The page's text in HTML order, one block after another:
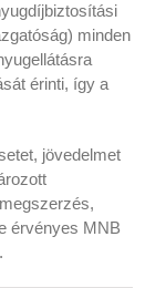
minden
érinti, így a
jövedelmet
érvényes MNB